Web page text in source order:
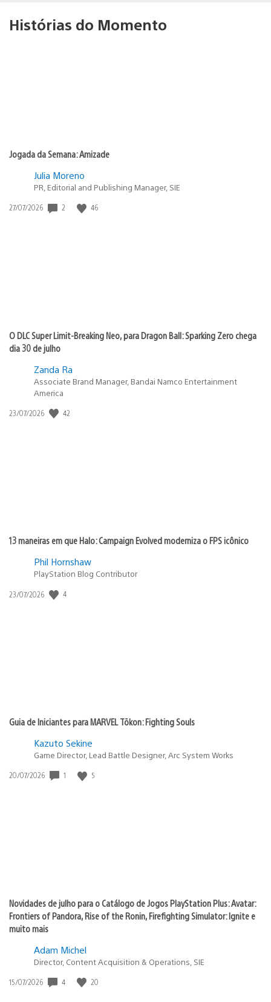
Histórias do Momento
Jogada da Semana: Amizade
Julia Moreno
PR, Editorial and Publishing Manager, SIE
Data
27/07/2026 2 46
O DLC Super Limit-Breaking Neo, para Dragon Ball: Sparking Zero chega
dia 30 de julho
Zanda Ra
Associate Brand Manager, Bandai Namco Entertainment
America
Data
23/07/2026 42
13 maneiras em que Halo: Campaign Evolved moderniza o FPS icônico
Phil Hornshaw
PlayStation Blog Contributor
Data
23/07/2026 4
Guia de Iniciantes para MARVEL Tōkon: Fighting Souls
Kazuto Sekine
Game Director, Lead Battle Designer, Arc System Works
Data
20/07/2026 1 5
Novidades de julho para o Catálogo de Jogos PlayStation Plus: Avatar:
Frontiers of Pandora, Rise of the Ronin, Firefighting Simulator: Ignite e
muito mais
Adam Michel
Director, Content Acquisition & Operations, SIE
Data
15/07/2026 4 20